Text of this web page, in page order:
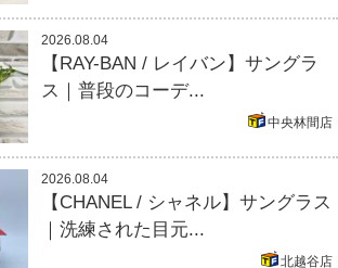
2026.08.04
【RAY-BAN / レイバン】サングラ
ス｜普段のコーデ...
中央林間店
2026.08.04
【CHANEL / シャネル】サングラス
｜洗練された目元...
北越谷店